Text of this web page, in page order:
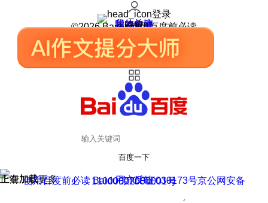
登录
我的关注
我的收藏
皮肤中心
用户反馈
设置
©2026 Baidu 使用百度前必读
百度一下
正在加载
上滑加载更多 用户反馈
使用百度前必读 Baidu 京ICP证030173号
京公网安备11000002000001号